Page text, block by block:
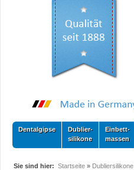
Dentalgipse
Dublier-
silikone
Einbett-
massen
Sie sind hier: Startseite » Dubliersilikone